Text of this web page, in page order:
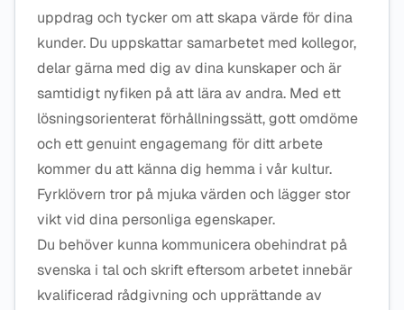
uppdrag och tycker om att skapa värde för dina
kunder. Du uppskattar samarbetet med kollegor,
delar gärna med dig av dina kunskaper och är
samtidigt nyfiken på att lära av andra. Med ett
lösningsorienterat förhållningssätt, gott omdöme
och ett genuint engagemang för ditt arbete
kommer du att känna dig hemma i vår kultur.
Fyrklövern tror på mjuka värden och lägger stor
vikt vid dina personliga egenskaper.
Du behöver kunna kommunicera obehindrat på
svenska i tal och skrift eftersom arbetet innebär
kvalificerad rådgivning och upprättande av